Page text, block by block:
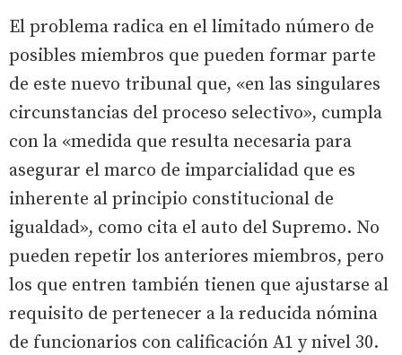
El problema radica en el limitado número de
posibles miembros que pueden formar parte
de este nuevo tribunal que, «en las singulares
circunstancias del proceso selectivo», cumpla
con la «medida que resulta necesaria para
asegurar el marco de imparcialidad que es
inherente al principio constitucional de
igualdad», como cita el auto del Supremo. No
pueden repetir los anteriores miembros, pero
los que entren también tienen que ajustarse al
requisito de pertenecer a la reducida nómina
de funcionarios con calificación A1 y nivel 30.